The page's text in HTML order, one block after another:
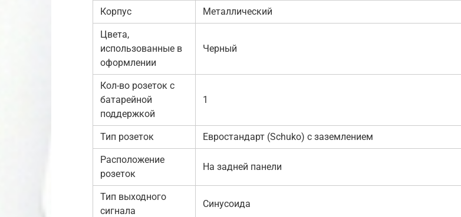
Корпус Металлический
Цвета,
использованные в
оформлении
Черный
Кол-во розеток с
батарейной
поддержкой
1
Тип розеток Евростандарт (Schuko) с заземлением
Расположение
розеток
На задней панели
Тип выходного
сигнала
Синусоида